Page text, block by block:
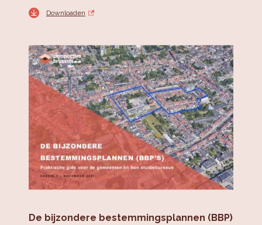
Downloaden
De bijzondere bestemmingsplannen (BBP)